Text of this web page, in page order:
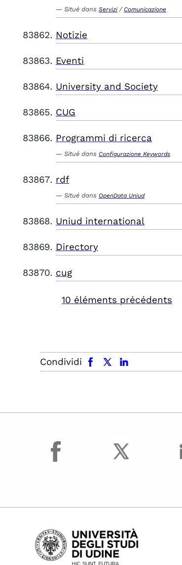
Situé dans Servizi / Comunicazione
Notizie
Eventi
University and Society
CUG
Programmi di ricerca
Situé dans Configurazione Keywords
rdf
Situé dans OpenData Uniud
Uniud international
Directory
cug
10 éléments précédents
Condividi
facebook x.com linkedin
facebook